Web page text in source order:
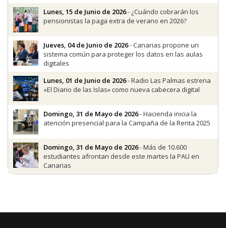
Lunes, 15 de Junio de 2026- ¿Cuándo cobrarán los
pensionistas la paga extra de verano en 2026?
Jueves, 04 de Junio de 2026- Canarias propone un
sistema común para proteger los datos en las aulas
digitales
Lunes, 01 de Junio de 2026- Radio Las Palmas estrena
«El Diario de las Islas» como nueva cabecera digital
Domingo, 31 de Mayo de 2026- Hacienda inicia la
atención presencial para la Campaña de la Renta 2025
Domingo, 31 de Mayo de 2026- Más de 10.600
estudiantes afrontan desde este martes la PAU en
Canarias